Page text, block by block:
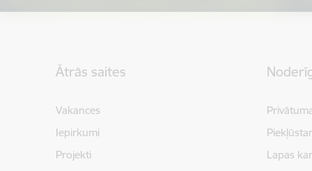
Ātrās saites
Vakances
Iepirkumi
Projekti
Lapas